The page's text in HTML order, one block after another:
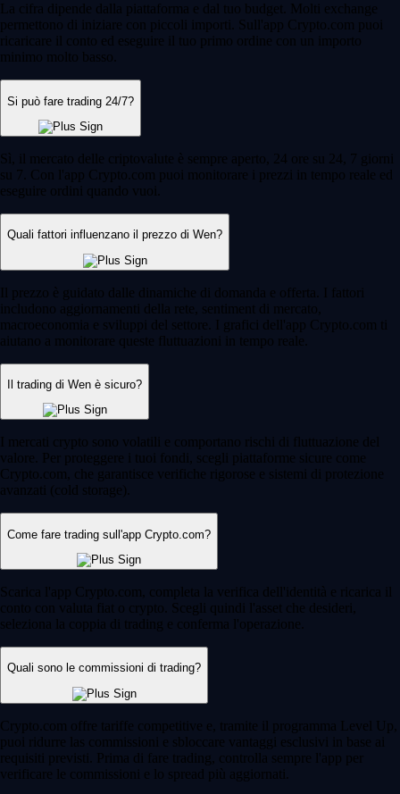
La cifra dipende dalla piattaforma e dal tuo budget. Molti exchange
permettono di iniziare con piccoli importi. Sull'app Crypto.com puoi
ricaricare il conto ed eseguire il tuo primo ordine con un importo
minimo molto basso.
Si può fare trading 24/7?
Sì, il mercato delle criptovalute è sempre aperto, 24 ore su 24, 7 giorni
su 7. Con l'app Crypto.com puoi monitorare i prezzi in tempo reale ed
eseguire ordini quando vuoi.
Quali fattori influenzano il prezzo di Wen?
Il prezzo è guidato dalle dinamiche di domanda e offerta. I fattori
includono aggiornamenti della rete, sentiment di mercato,
macroeconomia e sviluppi del settore. I grafici dell'app Crypto.com ti
aiutano a monitorare queste fluttuazioni in tempo reale.
Il trading di Wen è sicuro?
I mercati crypto sono volatili e comportano rischi di fluttuazione del
valore. Per proteggere i tuoi fondi, scegli piattaforme sicure come
Crypto.com, che garantisce verifiche rigorose e sistemi di protezione
avanzati (cold storage).
Come fare trading sull'app Crypto.com?
Scarica l'app Crypto.com, completa la verifica dell'identità e ricarica il
conto con valuta fiat o crypto. Scegli quindi l'asset che desideri,
seleziona la coppia di trading e conferma l'operazione.
Quali sono le commissioni di trading?
Crypto.com offre tariffe competitive e, tramite il programma Level Up,
puoi ridurre las commissioni e sbloccare vantaggi esclusivi in base ai
requisiti previsti. Prima di fare trading, controlla sempre l'app per
verificare le commissioni e lo spread più aggiornati.